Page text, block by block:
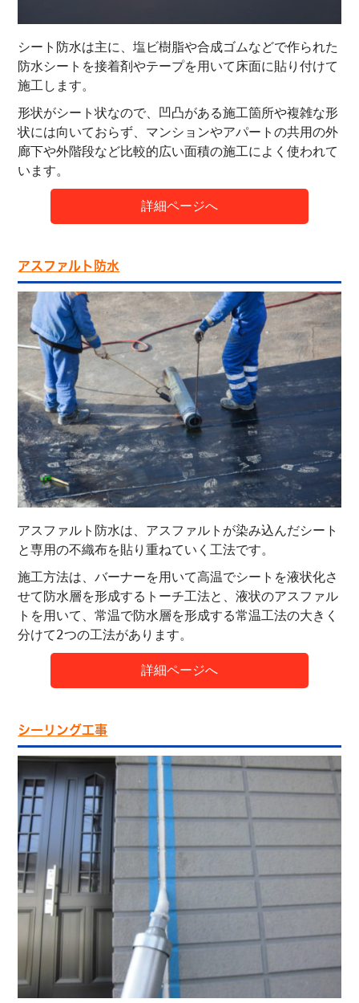
シート防水は主に、塩ビ樹脂や合成ゴムなどで作られた
防水シートを接着剤やテープを用いて床面に貼り付けて
施工します。
形状がシート状なので、凹凸がある施工箇所や複雑な形
状には向いておらず、マンションやアパートの共用の外
廊下や外階段など比較的広い面積の施工によく使われて
います。
詳細ページへ
アスファルト防水
アスファルト防水は、アスファルトが染み込んだシート
と専用の不織布を貼り重ねていく工法です。
施工方法は、バーナーを用いて高温でシートを液状化さ
せて防水層を形成するトーチ工法と、液状のアスファル
トを用いて、常温で防水層を形成する常温工法の大きく
分けて2つの工法があります。
詳細ページへ
シーリング工事